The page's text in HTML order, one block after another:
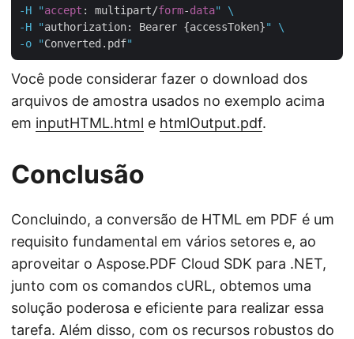
-H "accept : multipart/form-data" \
-H "authorization: Bearer {accessToken}" \
-o "Converted.pdf
Você pode considerar fazer o download dos
arquivos de amostra usados no exemplo acima
em inputHTML.html e htmlOutput.pdf.
Conclusão
Concluindo, a conversão de HTML em PDF é um
requisito fundamental em vários setores e, ao
aproveitar o Aspose.PDF Cloud SDK para .NET,
junto com os comandos cURL, obtemos uma
solução poderosa e eficiente para realizar essa
tarefa. Além disso, com os recursos robustos do